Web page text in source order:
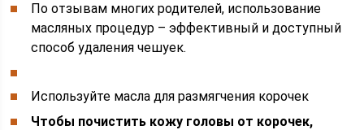
По отзывам многих родителей, использование
масляных процедур – эффективный и доступный
способ удаления чешуек.
Используйте масла для размягчения корочек
Чтобы почистить кожу головы от корочек,